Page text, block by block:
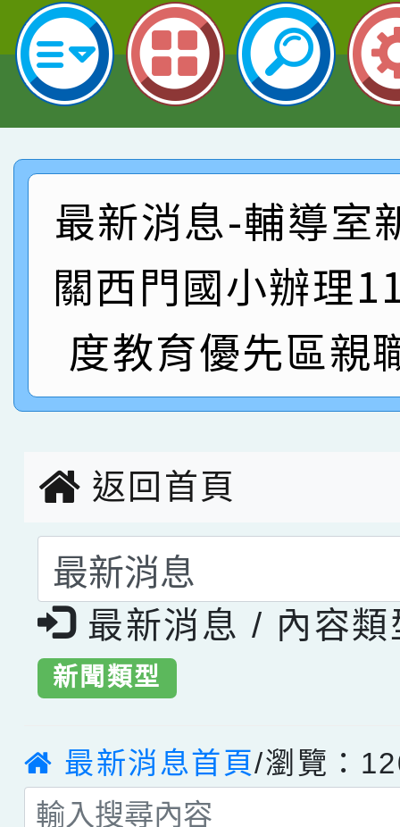
名 指導老師王老師、
園市英語競賽國小朗讀
指導老師林老師
賀！本校參加桃園市中
賽 劉文瑛教師榮獲教
臺灣台語-第二名
賀！本校參與2026世
市賽榮獲科學小創客佳
創客第三名。
賀！本校參加桃園市中
賽 洪綺君教師榮獲社
名
賀！本校阿巴斯O蜜、
倩參加桃園市科展 國
名 指導老師王老師、
賀！本校四年二班張O
園市英語競賽國小朗讀
指導老師林老師
賀！本校參加桃園市中
賽 劉文瑛教師榮獲教
臺灣台語-第二名
賀！本校參與2026世
市賽榮獲科學小創客佳
最新消息-輔導室
關西門國小辦理
度教育優先區親
返回首頁
選擇後頁面內容會更
最新消息 / 內容類
新聞類型
最新消息首頁/瀏覽：